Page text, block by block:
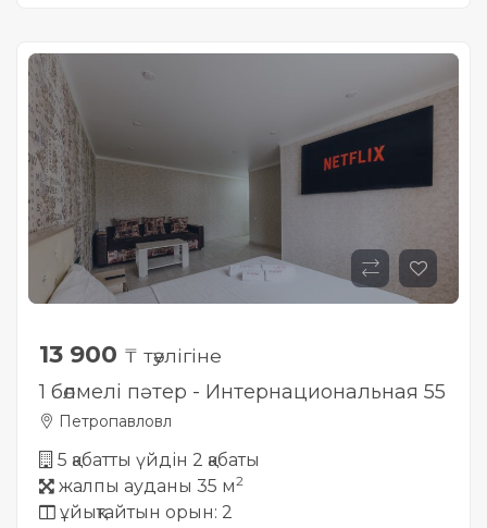
жері дұрыс анықталмай ма?
13 900 ₸ тәулігіне
1 бөлмелі пәтер - Интернациональная 55
Петропавловл
5 қабатты үйдін 2 қабаты
жалпы ауданы 35 м2
ұйықтайтын орын: 2